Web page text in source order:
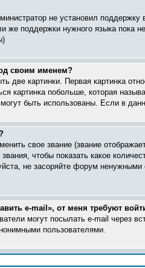
не установил
же поддержки нужного языка
своим именем?
две картинки. Первая картинка
картинка побольше, которая
могут быть использованы. Если в
свое звание (звание
чтобы показать какое
не засоряйте форум
e-mail», от меня требуют
могут посылать e-mail
пользователями.